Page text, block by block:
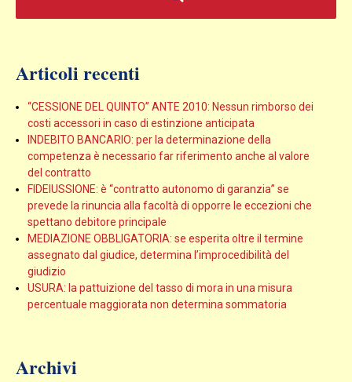
Articoli recenti
“CESSIONE DEL QUINTO” ANTE 2010: Nessun rimborso dei
costi accessori in caso di estinzione anticipata
INDEBITO BANCARIO: per la determinazione della
competenza è necessario far riferimento anche al valore
del contratto
FIDEIUSSIONE: è “contratto autonomo di garanzia” se
prevede la rinuncia alla facoltà di opporre le eccezioni che
spettano debitore principale
MEDIAZIONE OBBLIGATORIA: se esperita oltre il termine
assegnato dal giudice, determina l’improcedibilità del
giudizio
USURA: la pattuizione del tasso di mora in una misura
percentuale maggiorata non determina sommatoria
Archivi